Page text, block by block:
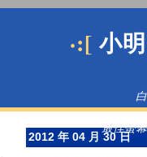
·:[ 小
最佳螢
2012 年 04 月 30 日